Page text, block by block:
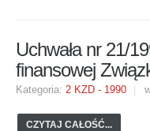
Uchwała nr 21/
finansowej
Kategoria: 2 KZD - 1990
CZYTAJ CAŁOŚĆ...